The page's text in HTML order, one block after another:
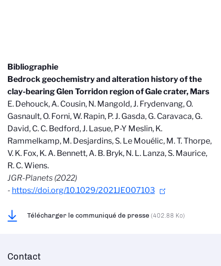
Bibliographie
Bedrock geochemistry and alteration history of the
clay-bearing Glen Torridon region of Gale crater, Mars
E. Dehouck, A. Cousin, N. Mangold, J. Frydenvang, O.
Gasnault, O. Forni, W. Rapin, P. J. Gasda, G. Caravaca, G.
David, C. C. Bedford, J. Lasue, P-Y Meslin, K.
Rammelkamp, M. Desjardins, S. Le Mouélic, M. T. Thorpe,
V. K. Fox, K. A. Bennett, A. B. Bryk, N. L. Lanza, S. Maurice,
R. C. Wiens.
JGR-Planets (2022)
- https://doi.org/10.1029/2021JE007103
Télécharger le communiqué de presse (402.88 Ko)
Contact